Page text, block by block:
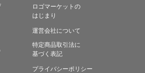
ロゴマーケットの
はじまり
運営会社について
特定商品取引法に
基づく表記
プライバシーポリシー